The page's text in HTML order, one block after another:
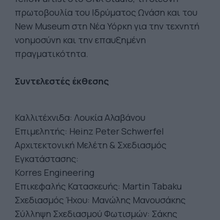
πρωτοβουλία του Ιδρύματος Ωνάση και του
New Museum στη Νέα Υόρκη για την τεχνητή
νοημοσύνη και την επαυξημένη
πραγματικότητα.
Συντελεστές έκθεσης
Καλλιτέχνιδα: Λουκία Αλαβάνου
Επιμελητής: Heinz Peter Schwerfel
Αρχιτεκτονική Μελέτη & Σχεδιασμός
Εγκατάστασης:
Korres Engineering
Επικεφαλής Κατασκευής: Martin Tabaku
Σχεδιασμός Ήχου: Μανώλης Μανουσάκης
Σύλληψη Σχεδιασμού Φωτισμών: Σάκης